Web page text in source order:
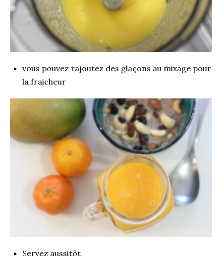
vous pouvez rajoutez des glaçons au mixage pour
la fraicheur
Servez aussitôt